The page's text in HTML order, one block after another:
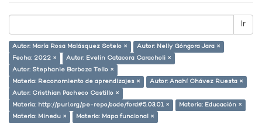
Ir
Autor: María Rosa Malásquez Sotelo ×
Autor: Nelly Góngora Jara ×
Fecha: 2022 ×
Autor: Evelin Catacora Caracholi ×
Autor: Stephanie Barboza Tello ×
Materia: Reconomiento de aprendizajes ×
Autor: Anahí Chávez Ruesta ×
Autor: Cristhian Pacheco Castillo ×
Materia: http://purl.org/pe-repo/ocde/ford#5.03.01 ×
Materia: Educación ×
Materia: Minedu ×
Materia: Mapa funcional ×